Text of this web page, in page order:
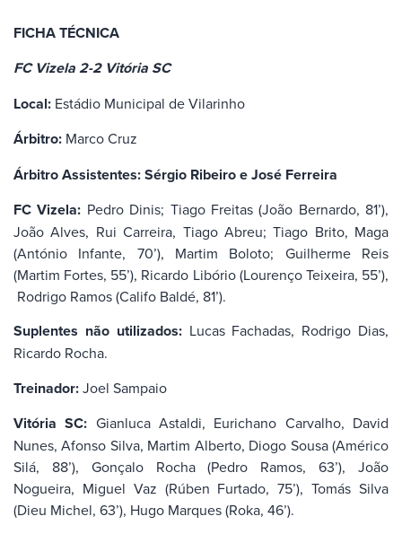
FICHA TÉCNICA
FC Vizela 2-2 Vitória SC
Local: Estádio Municipal de Vilarinho
Árbitro: Marco Cruz
Árbitro Assistentes:Sérgio Ribeiro e José Ferreira
FC Vizela: Pedro Dinis; Tiago Freitas (João Bernardo, 81’),
João Alves, Rui Carreira, Tiago Abreu; Tiago Brito, Maga
(António Infante, 70’), Martim Boloto; Guilherme Reis
(Martim Fortes, 55’), Ricardo Libório (Lourenço Teixeira, 55’),
Rodrigo Ramos (Califo Baldé, 81’).
Suplentes não utilizados:Lucas Fachadas, Rodrigo Dias,
Ricardo Rocha.
Treinador:Joel Sampaio
Vitória SC: Gianluca Astaldi, Eurichano Carvalho, David
Nunes, Afonso Silva, Martim Alberto, Diogo Sousa (Américo
Silá, 88’), Gonçalo Rocha (Pedro Ramos, 63’), João
Nogueira, Miguel Vaz (Rúben Furtado, 75’), Tomás Silva
(Dieu Michel, 63’), Hugo Marques (Roka, 46’).